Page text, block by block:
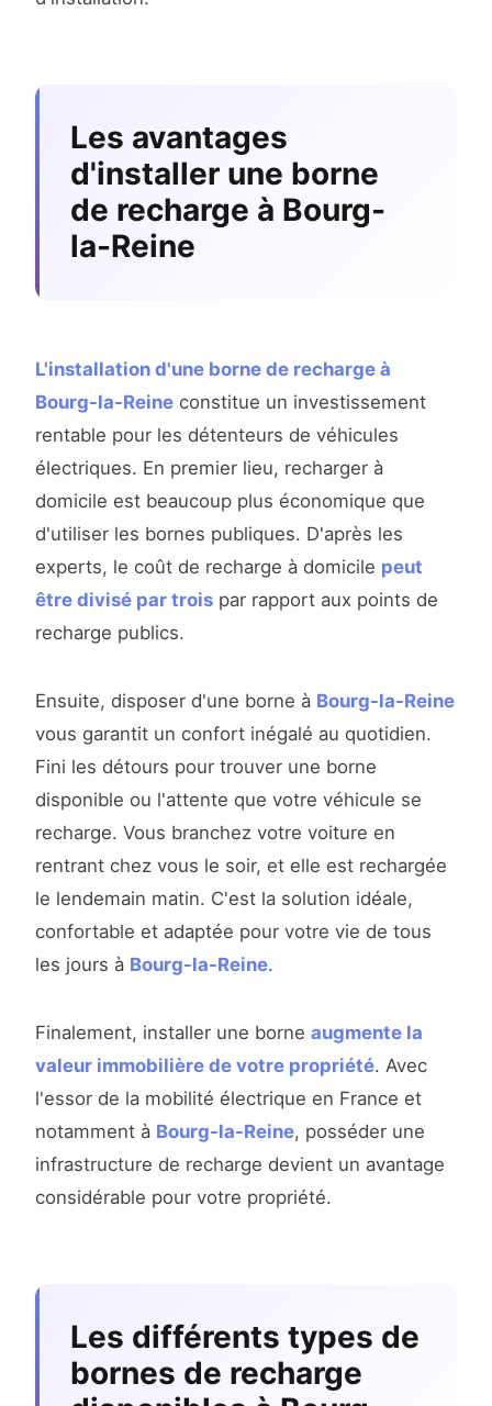
Les avantages
d'installer une borne
de recharge à Bourg-
la-Reine
L'installation d'une borne de recharge à
Bourg-la-Reine constitue un investissement
rentable pour les détenteurs de véhicules
électriques. En premier lieu, recharger à
domicile est beaucoup plus économique que
d'utiliser les bornes publiques. D'après les
experts, le coût de recharge à domicile peut
être divisé par trois par rapport aux points de
recharge publics.
Ensuite, disposer d'une borne à Bourg-la-Reine
vous garantit un confort inégalé au quotidien.
Fini les détours pour trouver une borne
disponible ou l'attente que votre véhicule se
recharge. Vous branchez votre voiture en
rentrant chez vous le soir, et elle est rechargée
le lendemain matin. C'est la solution idéale,
confortable et adaptée pour votre vie de tous
les jours à Bourg-la-Reine.
Finalement, installer une borne augmente la
valeur immobilière de votre propriété. Avec
l'essor de la mobilité électrique en France et
notamment à Bourg-la-Reine, posséder une
infrastructure de recharge devient un avantage
considérable pour votre propriété.
Les différents types de
bornes de recharge